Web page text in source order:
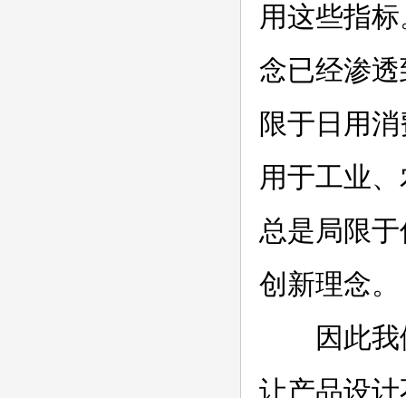
用这些指
念已经渗
限于日用
用于工业
总是局限
创新理念。
因此我们
让产品设